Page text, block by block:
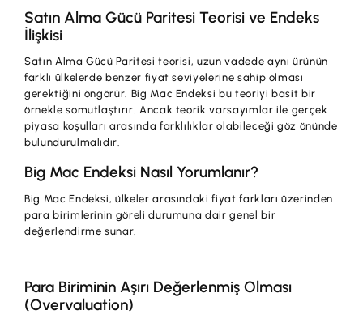
Satın Alma Gücü Paritesi Teorisi ve Endeks
İlişkisi
Satın Alma Gücü Paritesi teorisi, uzun vadede aynı ürünün
farklı ülkelerde benzer fiyat seviyelerine sahip olması
gerektiğini öngörür. Big Mac Endeksi bu teoriyi basit bir
örnekle somutlaştırır. Ancak teorik varsayımlar ile gerçek
piyasa koşulları arasında farklılıklar olabileceği göz önünde
bulundurulmalıdır.
Big Mac Endeksi Nasıl Yorumlanır?
Big Mac Endeksi, ülkeler arasındaki fiyat farkları üzerinden
para birimlerinin göreli durumuna dair genel bir
değerlendirme sunar.
Para Biriminin Aşırı Değerlenmiş Olması
(Overvaluation)